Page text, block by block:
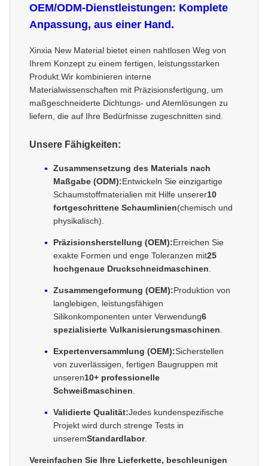
OEM/ODM-Dienstleistungen: Komplete
Anpassung, aus einer Hand.
Xinxia New Material bietet einen nahtlosen Weg von
Ihrem Konzept zu einem fertigen, leistungsstarken
Produkt.Wir kombinieren interne
Materialwissenschaften mit Präzisionsfertigung, um
maßgeschneiderte Dichtungs- und Atemlösungen zu
liefern, die auf Ihre Bedürfnisse zugeschnitten sind.
Unsere Fähigkeiten:
Zusammensetzung des Materials nach
Maßgabe (ODM):Entwickeln Sie einzigartige
Schaumstoffmaterialien mit Hilfe unserer10
fortgeschrittene Schaumlinien(chemisch und
physikalisch).
Präzisionsherstellung (OEM):Erreichen Sie
exakte Formen und enge Toleranzen mit25
hochgenaue Druckschneidmaschinen
Zusammengeformung (OEM):Produktion von
langlebigen, leistungsfähigen
Silikonkomponenten unter Verwendung6
spezialisierte Vulkanisierungsmaschinen
Expertenversammlung (OEM):Sicherstellen
von zuverlässigen, fertigen Baugruppen mit
unseren10+ professionelle
Schweißmaschinen
Validierte Qualität:Jedes kundenspezifische
Projekt wird durch strenge Tests in
unseremStandardlabor.
Vereinfachen Sie Ihre Lieferkette, beschleunigen